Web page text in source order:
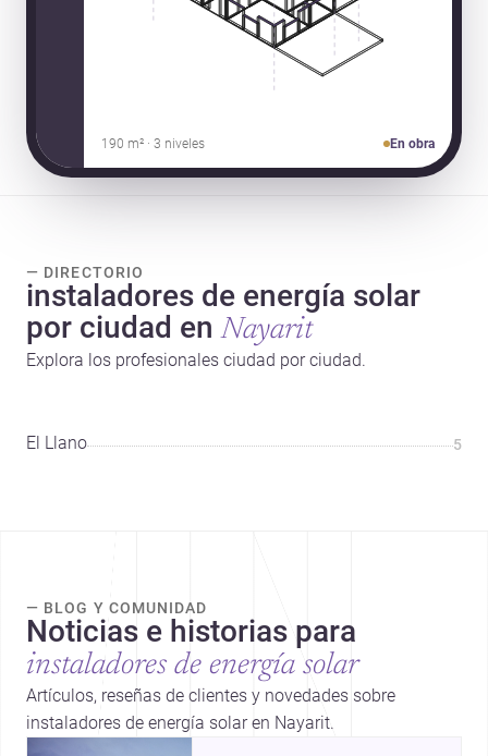
190 m² · 3 niveles En obra
— DIRECTORIO
instaladores de energía solar
por ciudad en Nayarit
Explora los profesionales ciudad por ciudad.
El Llano 5
— BLOG Y COMUNIDAD
Noticias e historias para
instaladores de energía solar
Artículos, reseñas de clientes y novedades sobre
instaladores de energía solar en Nayarit.